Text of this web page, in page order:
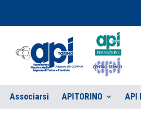
Associarsi APITORINO API